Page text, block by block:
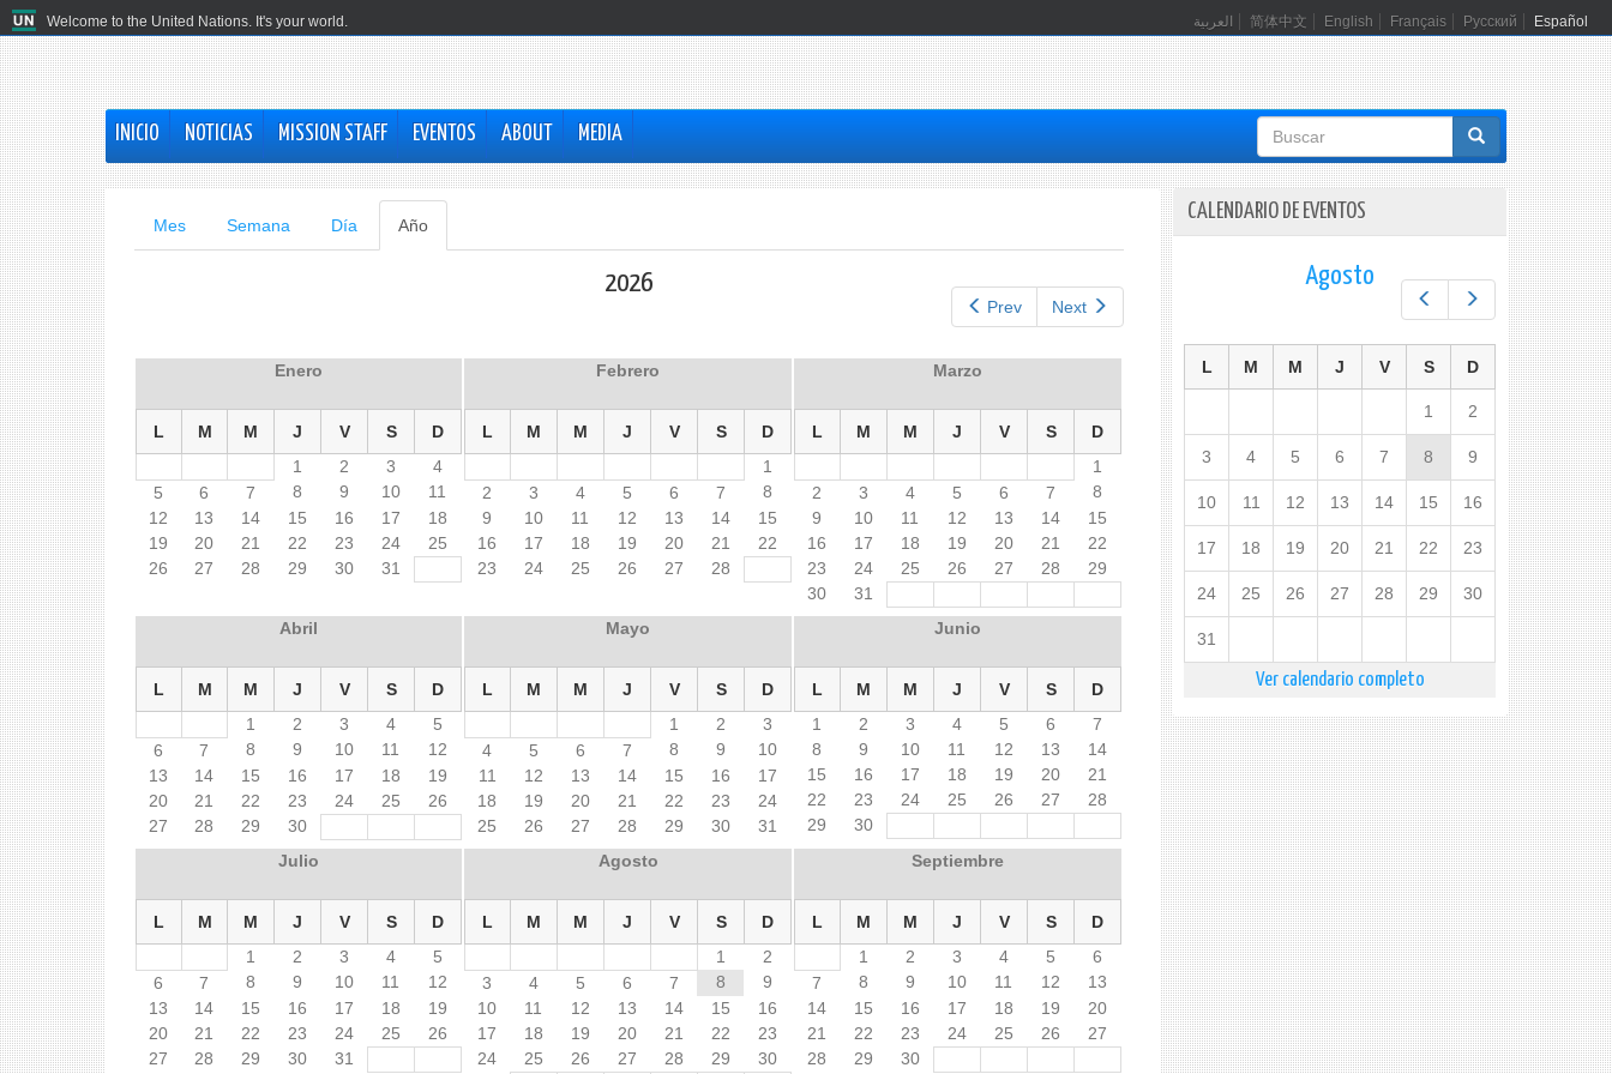
Welcome to the United Nations. It's your world. العربية 简体中文 English Français Русский Español
INICIO NOTICIAS MISSION STAFF EVENTOS ABOUT MEDIA
Formulario
de
búsqueda
Solapas
principales
Mes Semana Día Año
activa)
Prev Next
2026
Enero
L M M J V S
D
1
2 3
4
5
6 7 8 9 10
11
12
13 14 15 16 17
18
19
20 21 22 23 24
25
26
27 28 29 30 31
Febrero
L M M J V S
D
1
2
3 4 5 6 7
8
9
10 11 12 13 14
15
16
17 18 19 20 21
22
23
24 25 26 27 28
Marzo
L M M J V S
D
1
2
3 4 5 6 7
8
9
10 11 12 13 14
15
16
17 18 19 20 21
22
23
24 25 26 27 28
29
30
31
Abril
L M M J V S
D
1
2 3 4
5
6
7 8 9 10 11
12
13
14 15 16 17 18
19
20
21 22 23 24 25
26
27
28 29 30
Mayo
L M M J V S
D
1
2
3
4
5 6 7 8 9
10
11
12 13 14 15 16
17
18
19 20 21 22 23
24
25
26 27 28 29 30 31
Junio
L M M J V S
D
1
2 3 4 5 6
7
8
9 10 11 12 13
14
15
16 17 18 19 20
21
22
23 24 25 26 27
28
29
30
Julio
L M M J V S
D
1
2 3 4
5
6
7 8 9 10 11
12
13
14 15 16 17 18
19
20
21 22 23 24 25
26
27
28 29 30 31
Agosto
L M M J V S
D
1
2
3
4 5 6 7 8
9
10
11 12 13 14 15
16
17
18 19 20 21 22
23
24
25 26 27 28 29 30
Septiembre
L M M J V S
D
1
2 3 4 5
6
7
8 9 10 11 12
13
14
15 16 17 18 19
20
21
22 23 24 25 26
27
28
29 30
CALENDARIO DE EVENTOS
Next
Agosto
L M M J V S D
1 2
3 4 5 6 7 8 9
10 11 12 13 14 15 16
17 18 19 20 21 22 23
24 25 26 27 28 29 30
31
Ver calendario completo